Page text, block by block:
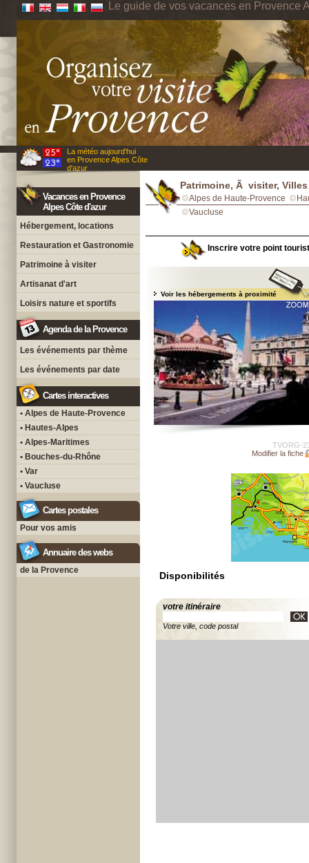
Le guide de vos vacances en Provence
La météo aujourd'hui
en Provence Alpes Côte
d'azur
Vacances en Provence
Alpes Côte d'azur
Hébergement, locations
Restauration et Gastronomie
Patrimoine à visiter
Artisanat d'art
Loisirs nature et sportifs
Agenda de la Provence
Les événements par thème
Les événements par date
Cartes interactives
• Alpes de Haute-Provence
• Hautes-Alpes
• Alpes-Maritimes
• Bouches-du-Rhône
• Var
• Vaucluse
Cartes postales
Pour vos amis
Annuaire des webs
de la Provence
Patrimoine, Ã visiter,
Alpes de Haute-Provence
Vaucluse
Inscrire votre point
Voir les hébergements à proximité
TVORG-
Modifier la fiche
Disponibilités
votre itinéraire
Votre ville, code postal